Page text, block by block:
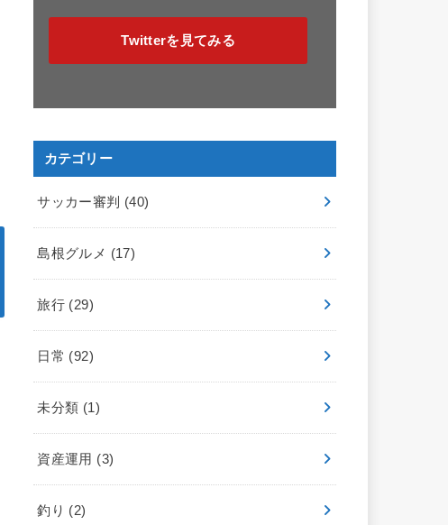
Twitterを見てみる
カテゴリー
サッカー審判 (40)
島根グルメ (17)
旅行 (29)
日常 (92)
未分類 (1)
資産運用 (3)
釣り (2)